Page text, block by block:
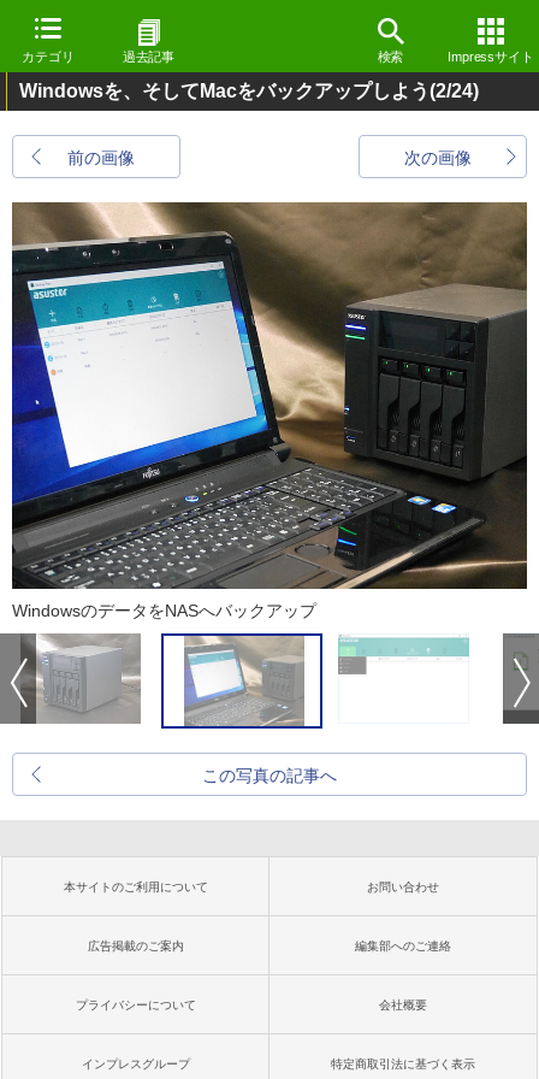
カテゴリ 過去記事 検索 Impressサイト
Windowsを、そしてMacをバックアップしよう(2/24)
前の画像 次の画像
WindowsのデータをNASへバックアップ
この写真の記事へ
本サイトのご利用について お問い合わせ
広告掲載のご案内 編集部へのご連絡
プライバシーについて 会社概要
インプレスグループ 特定商取引法に基づく表示